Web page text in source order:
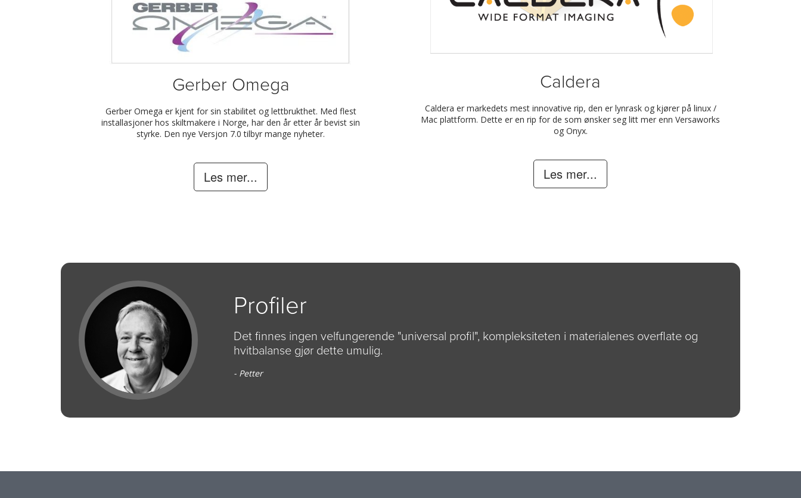
Gerber Omega
Gerber Omega er kjent for sin stabilitet og lettbrukthet. Med flest
installasjoner hos skiltmakere i Norge, har den år etter år bevist sin
styrke. Den nye Versjon 7.0 tilbyr mange nyheter.
Les mer...
Caldera
Caldera er markedets mest innovative rip, den er lynrask og kjører på linux /
Mac plattform. Dette er en rip for de som ønsker seg litt mer enn Versaworks
og Onyx.
Les mer...
Profiler
Det finnes ingen velfungerende "universal profil", kompleksiteten i materialenes overflate og
hvitbalanse gjør dette umulig.
- Petter